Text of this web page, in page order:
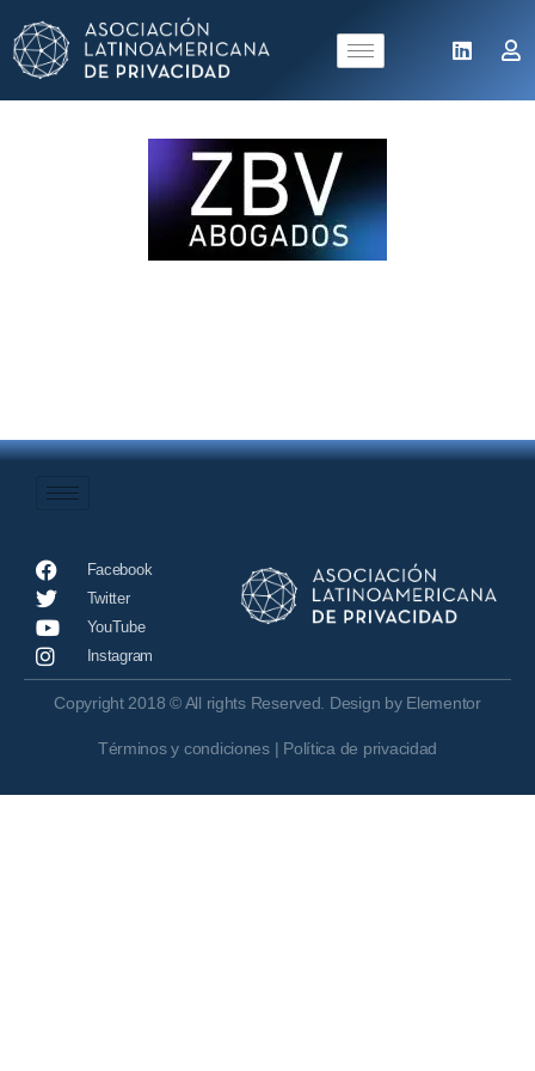
Facebook
Twitter
YouTube
Instagram
Copyright 2018 © All rights Reserved. Design by Elementor
Términos y condiciones | Política de privacidad